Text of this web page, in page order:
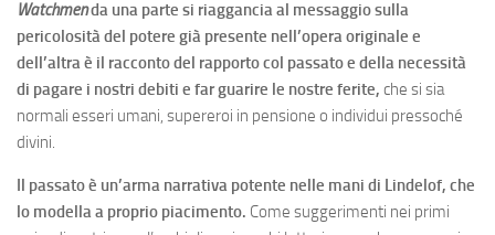
Watchmenda una parte si riaggancia al messaggio sulla
pericolosità del potere già presente nell’opera originale e
dell’altra è il racconto del rapporto col passato e della necessità
di pagare i nostri debiti e far guarire le nostre ferite, che si sia
normali esseri umani, supereroi in pensione o individui pressoché
divini.
Il passato è un’arma narrativa potente nelle mani di Lindelof, che
lo modella a proprio piacimento. Come suggerimenti nei primi